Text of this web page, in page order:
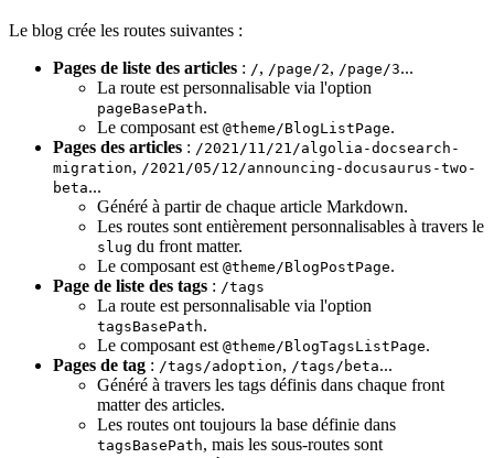
Le blog crée les routes suivantes :
Pages de liste des articles : /, /page/2, /page/3...
La route est personnalisable via l'option
pageBasePath.
Le composant est @theme/BlogListPage.
Pages des articles : /2021/11/21/algolia-docsearch-
migration, /2021/05/12/announcing-docusaurus-two-
beta...
Généré à partir de chaque article Markdown.
Les routes sont entièrement personnalisables à travers le
slug du front matter.
Le composant est @theme/BlogPostPage.
Page de liste des tags : /tags
La route est personnalisable via l'option
tagsBasePath.
Le composant est @theme/BlogTagsListPage.
Pages de tag : /tags/adoption, /tags/beta...
Généré à travers les tags définis dans chaque front
matter des articles.
Les routes ont toujours la base définie dans
tagsBasePath, mais les sous-routes sont